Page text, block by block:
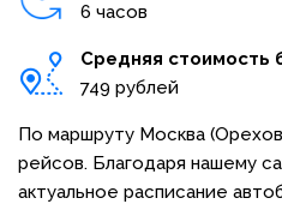
6 часов
Средняя стоимость
749 рублей
По маршруту Москва
рейсов. Благодаря нашему
актуальное расписание